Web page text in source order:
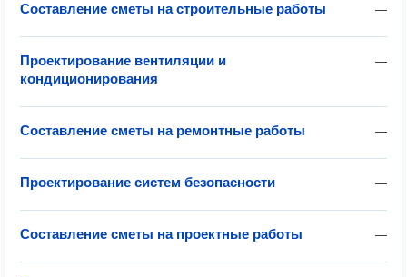
—
Составление сметы на строительные работы
—
Проектирование вентиляции и
кондиционирования
—
Составление сметы на ремонтные работы
—
Проектирование систем безопасности
—
Составление сметы на проектные работы